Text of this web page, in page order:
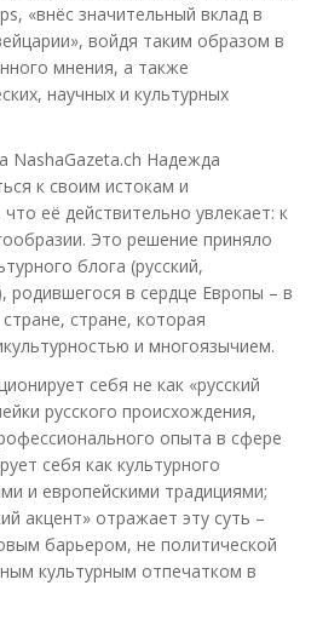
«внёс значительный вклад в
войдя таким образом в
мнения, а также
научных и культурных
NashaGazeta.ch Надежда
к своим истокам и
её действительно увлекает: к
Это решение приняло
блога (русский,
родившегося в сердце Европы – в
стране, которая
и многоязычием.
себя не как «русский
русского происхождения,
опыта в сфере
себя как культурного
и европейскими традициями;
акцент» отражает эту суть –
барьером, не политической
культурным отпечатком в